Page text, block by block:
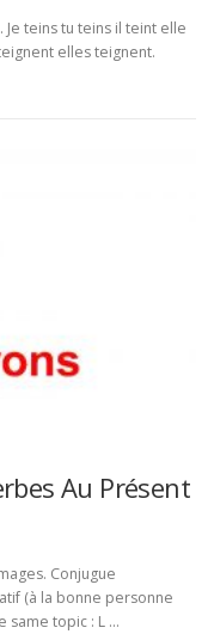
teins tu teins il teint elle
elles teignent.
Au Présent
Conjugue
(à la bonne personne
same topic : L …